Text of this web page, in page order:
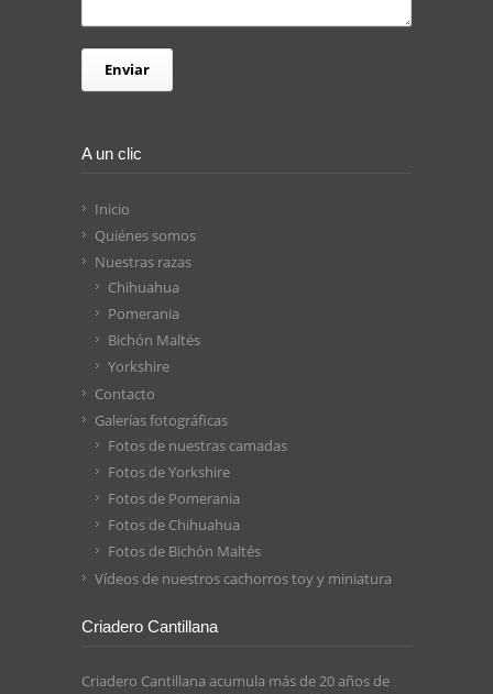
A un clic
Inicio
Quiénes somos
Nuestras razas
Chihuahua
Pomerania
Bichón Maltés
Yorkshire
Contacto
Galerías fotográficas
Fotos de nuestras camadas
Fotos de Yorkshire
Fotos de Pomerania
Fotos de Chihuahua
Fotos de Bichón Maltés
Vídeos de nuestros cachorros toy y miniatura
Criadero Cantillana
Criadero Cantillana acumula más de 20 años de